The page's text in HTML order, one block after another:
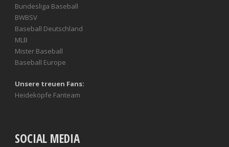
Bundesliga Baseball
BWBSV
Baseball Deutschland
MLB
Mister Baseball
Baseball Europe
Unsere treuen Fans:
Heideköpfe Fanteam
SOCIAL MEDIA